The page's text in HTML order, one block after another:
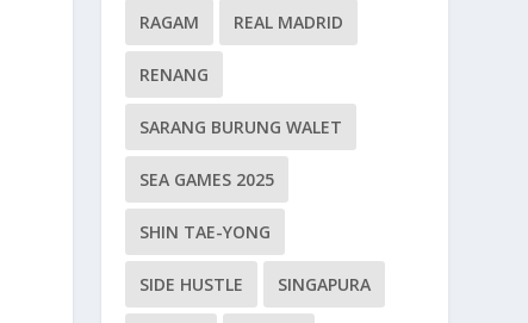
RAGAM REAL MADRID
RENANG
SARANG BURUNG WALET
SEA GAMES 2025
SHIN TAE-YONG
SIDE HUSTLE SINGAPURA